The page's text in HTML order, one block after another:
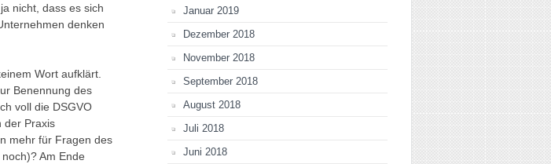
nicht, dass es sich
denken
Wort aufklärt.
Benennung des
voll die DSGVO
der Praxis
mehr für Fragen des
Am Ende
Januar 2019
Dezember 2018
November 2018
September 2018
August 2018
Juli 2018
Juni 2018